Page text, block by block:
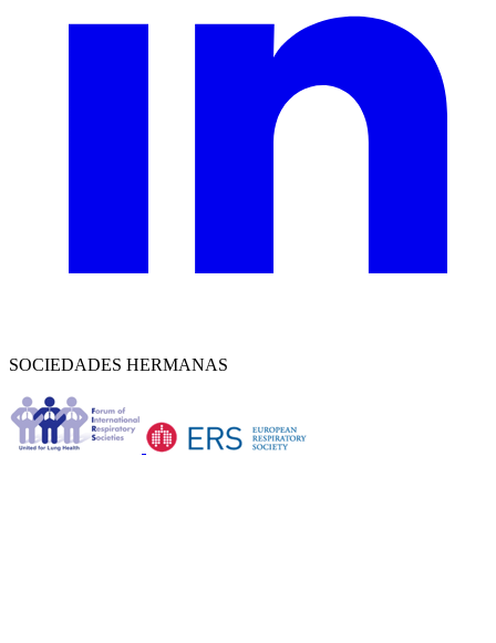
SOCIEDADES HERMANAS